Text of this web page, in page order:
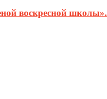
воскресной школы».